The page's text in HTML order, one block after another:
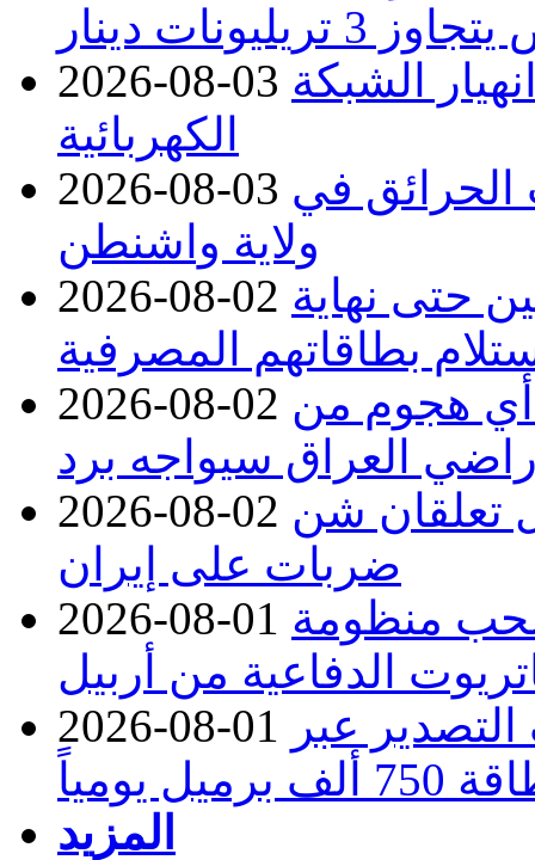
2026-08-03 الشبكة
الكهربائية
2026-08-03 الحرائق في
ولاية واشنطن
2026-08-02 حتى نهاية
بطاقاتهم المصرفية
2026-08-02 أي هجوم من
العراق سيواجه برد
2026-08-02 تعلقان شن
ضربات على إيران
2026-08-01 منظومة
الدفاعية من أربيل
2026-08-01
التصدير عبر
يومياً
المزيد